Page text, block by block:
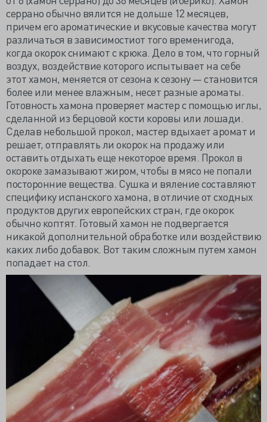
серрано обычно вялится не дольше 12 месяцев,
причем его ароматические и вкусовые качества могут
различаться в зависимостиот того временигода,
когда окорок снимают с крюка. Дело в том, что горный
воздух, воздействие которого испытывает на себе
этот хамон, меняется от сезона к сезону — становится
более или менее влажным, несет разные ароматы.
Готовность хамона проверяет мастер с помощью иглы,
сделанной из берцовой кости коровы или лошади.
Сделав небольшой прокол, мастер вдыхает аромат и
решает, отправлять ли окорок на продажу или
оставить отдыхать еще некоторое время. Прокол в
окороке замазывают жиром, чтобы в мясо не попали
посторонние вещества. Сушка и вяление составляют
специфику испанского хамона, в отличие от сходных
продуктов других европейских стран, где окорок
обычно коптят. Готовый хамон не подвергается
никакой дополнительной обработке или воздействию
каких либо добавок. Вот таким сложным путем хамон
попадает на стол.